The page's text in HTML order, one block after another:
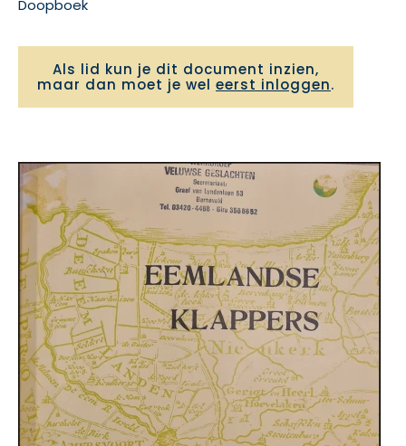
Doopboek
Als lid kun je dit document inzien,
maar dan moet je wel eerst inloggen.